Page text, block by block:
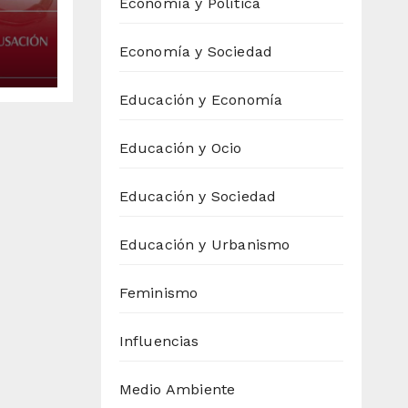
Economía y Política
Economía y Sociedad
Educación y Economía
Educación y Ocio
Educación y Sociedad
Educación y Urbanismo
Feminismo
Influencias
Medio Ambiente